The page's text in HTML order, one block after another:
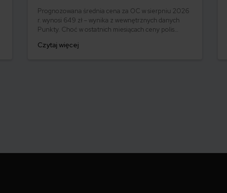
Prognozowana średnia cena za OC w sierpniu 2026
r. wynosi 649 zł – wynika z wewnętrznych danych
Punkty. Choć w ostatnich miesiącach ceny polis
ubezpieczenie są ogromne. Jedni płacą zaledwie
Czytaj więcej